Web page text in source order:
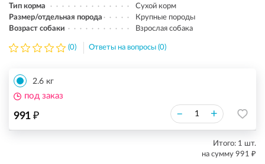
Тип корма
Сухой корм
Размер/отдельная порода
Крупные породы
Возраст собаки
Взрослая собака
(0) Ответы на вопросы (0)
2.6 кг
991 ₽ – +
под заказ
Итого: 1 шт.
на сумму 991 ₽